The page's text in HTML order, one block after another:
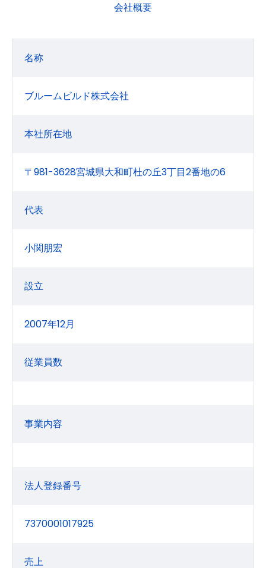
会社概要
名称
ブルームビルド株式会社
本社所在地
〒981-3628宮城県大和町杜の丘3丁目2番地の6
代表
小関朋宏
設立
2007年12月
従業員数
事業内容
法人登録番号
7370001017925
売上